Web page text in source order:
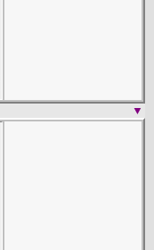
▼